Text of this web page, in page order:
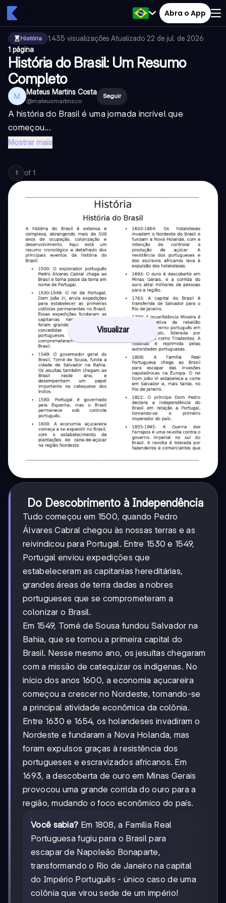
Abra o App
História 1.435 visualizações·Atualizado 22 de jul. de 2026·
1 página
História do Brasil: Um Resumo
Completo
M Mateus Martins Costa
@mateusmartinsco
Seguir
A história do Brasil é uma jornada incrível que
começou...
Mostrar mais
1 of 1
Visualizar
Do Descobrimento à Independência
Tudo começou em 1500, quando Pedro
Álvares Cabral chegou às nossas terras e as
reivindicou para Portugal. Entre 1530 e 1549,
Portugal enviou expedições que
estabeleceram as capitanias hereditárias,
grandes áreas de terra dadas a nobres
portugueses que se comprometeram a
colonizar o Brasil.
Em 1549, Tomé de Sousa fundou Salvador na
Bahia, que se tornou a primeira capital do
Brasil. Nesse mesmo ano, os jesuítas chegaram
com a missão de catequizar os indígenas. No
início dos anos 1600, a economia açucareira
começou a crescer no Nordeste, tornando-se
a principal atividade econômica da colônia.
Entre 1630 e 1654, os holandeses invadiram o
Nordeste e fundaram a Nova Holanda, mas
foram expulsos graças à resistência dos
portugueses e escravizados africanos. Em
1693, a descoberta de ouro em Minas Gerais
provocou uma grande corrida do ouro para a
região, mudando o foco econômico do país.
Você sabia? Em 1808, a Família Real
Portuguesa fugiu para o Brasil para
escapar de Napoleão Bonaparte,
transformando o Rio de Janeiro na capital
do Império Português - único caso de uma
colônia que virou sede de um império!